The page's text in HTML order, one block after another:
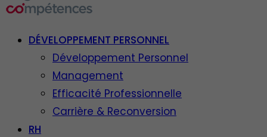
DÉVELOPPEMENT PERSONNEL
Développement Personnel
Management
Efficacité Professionnelle
Carrière & Reconversion
RH